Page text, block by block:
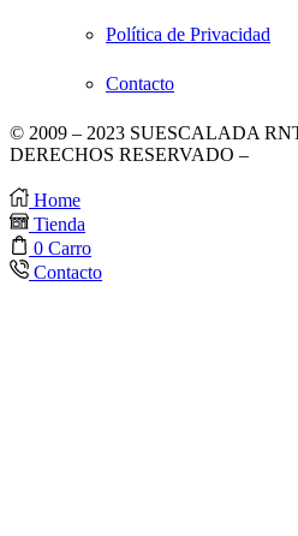
Política de Privacidad
Contacto
© 2009 – 2023 SUESCALADA
DERECHOS RESERVADO –
Home
Tienda
0 Carro
Contacto